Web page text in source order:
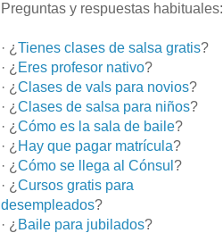
Preguntas y respuestas habituales:
· ¿ Tienes clases de salsa gratis?
· ¿ Eres profesor nativo?
· ¿ Clases de vals para novios?
· ¿ Clases de salsa para niños?
· ¿ Cómo es la sala de baile?
· ¿ Hay que pagar matrícula?
· ¿ Cómo se llega al Cónsul ?
· ¿ Cursos gratis para
desempleados?
· ¿ Baile para jubilados?